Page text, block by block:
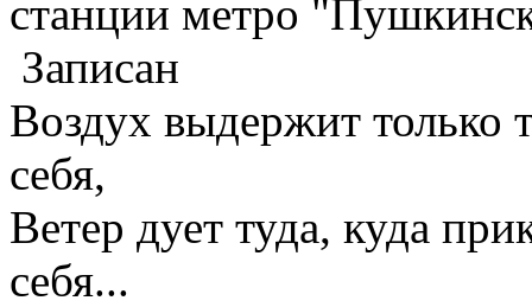
станции метро
Записан
Воздух выдержит только
себя,
Ветер дует туда, куда
себя...